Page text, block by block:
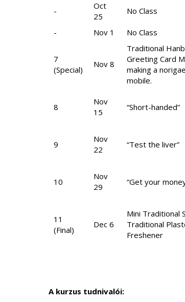
-
Oct
25
No Class
- Nov 1 No Class
7
(Special)
Nov 8
Traditional
Greeting Card
making a
mobile.
8
Nov
15
“Short-handed”
9
Nov
22
“Test the liver”
10
Nov
29
“Get your
11
(Final)
Dec 6
Mini Traditional
Traditional
Freshener
A kurzus tudnivalói: